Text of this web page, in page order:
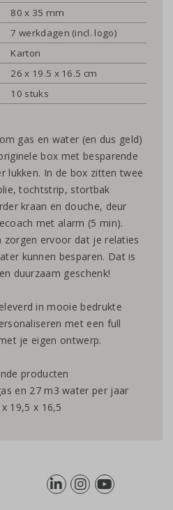
80 x 35 mm
7 werkdagen (incl. logo)
Karton
26 x 19.5 x 16.5 cm
10 stuks
gas en water (en dus geld)
box met besparende
lukken. In de box zitten twee
tochtstrip, stortbak
kraan en douche, deur
met alarm (5 min).
zorgen ervoor dat je relaties
kunnen besparen. Dat is
duurzaam geschenk!
in mooie bedrukte
met een full
je eigen ontwerp.
producten
en 27 m3 water per jaar
19,5 x 16,5